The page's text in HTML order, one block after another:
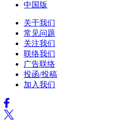
中国版
关于我们
常见问题
关注我们
联络我们
广告联络
投函/投稿
加入我们